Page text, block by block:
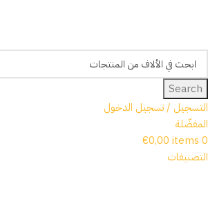
Search
التسجيل / تسجيل الدخول
المفضّلة
0
items
€0,00
التصنيفات